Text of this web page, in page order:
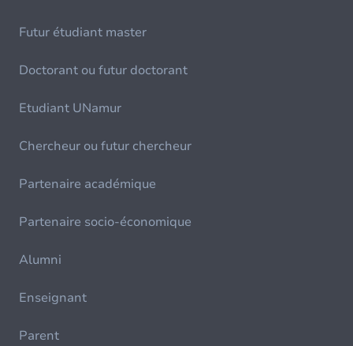
Futur étudiant master
Doctorant ou futur doctorant
Etudiant UNamur
Chercheur ou futur chercheur
Partenaire académique
Partenaire socio-économique
Alumni
Enseignant
Parent